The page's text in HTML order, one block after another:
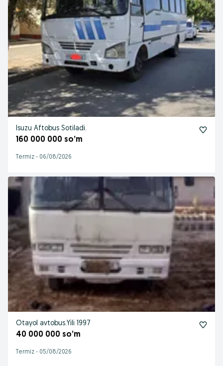
Isuzu Aftobus Sotiladi.
160 000 000 so’m
Termiz - 06/08/2026
Otayol avtobus.Yili 1997
40 000 000 so’m
Termiz - 05/08/2026